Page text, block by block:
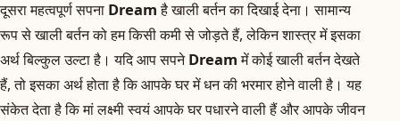
दूसरा महत्वपूर्ण सपना Dreamहै खाली बर्तन का दिखाई देना। सामान्य
रूप से खाली बर्तन को हम किसी कमी से जोड़ते हैं, लेकिन शास्त्र में इसका
अर्थ बिल्कुल उल्टा है। यदि आप सपनेDreamमें कोई खाली बर्तन देखते
हैं, तो इसका अर्थ होता है कि आपके घर में धन की भरमार होने वाली है। यह
संकेत देता है कि मां लक्ष्मी स्वयं आपके घर पधारने वाली हैं और आपके जीवन